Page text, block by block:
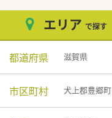
エリア で探す
都道府県 滋賀県
市区町村 犬上郡豊郷町